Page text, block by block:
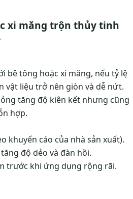
xi măng trộn thủy tinh
bê tông hoặc xi măng, nếu tỷ lệ
vật liệu trở nên giòn và dễ nứt.
tăng độ kiên kết nhưng cũng
hợp.
khuyến cáo của nhà sản xuất).
độ dẻo và đàn hồi.
trước khi ứng dụng rộng rãi.